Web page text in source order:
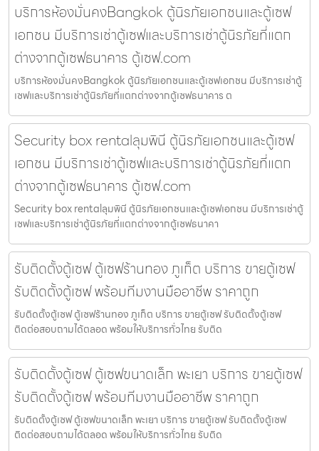
บริการห้องมั่นคงBangkok ตู้นิรภัยเอกชนและตู้เซฟ
เอกชน มีบริการเช่าตู้เซฟและบริการเช่าตู้นิรภัยที่แตก
ต่างจากตู้เซฟธนาคาร ตู้เซฟ.com
บริการห้องมั่นคงBangkok ตู้นิรภัยเอกชนและตู้เซฟเอกชน มีบริการเช่าตู้
เซฟและบริการเช่าตู้นิรภัยที่แตกต่างจากตู้เซฟธนาคาร ต
Security box rentalลุมพินี ตู้นิรภัยเอกชนและตู้เซฟ
เอกชน มีบริการเช่าตู้เซฟและบริการเช่าตู้นิรภัยที่แตก
ต่างจากตู้เซฟธนาคาร ตู้เซฟ.com
Security box rentalลุมพินี ตู้นิรภัยเอกชนและตู้เซฟเอกชน มีบริการเช่าตู้
เซฟและบริการเช่าตู้นิรภัยที่แตกต่างจากตู้เซฟธนาคา
รับติดตั้งตู้เซฟ ตู้เซฟร้านทอง ภูเก็ต บริการ ขายตู้เซฟ
รับติดตั้งตู้เซฟ พร้อมทีมงานมืออาชีพ ราคาถูก
รับติดตั้งตู้เซฟ ตู้เซฟร้านทอง ภูเก็ต บริการ ขายตู้เซฟ รับติดตั้งตู้เซฟ
ติดต่อสอบถามได้ตลอด พร้อมให้บริการทั่วไทย รับติด
รับติดตั้งตู้เซฟ ตู้เซฟขนาดเล็ก พะเยา บริการ ขายตู้เซฟ
รับติดตั้งตู้เซฟ พร้อมทีมงานมืออาชีพ ราคาถูก
รับติดตั้งตู้เซฟ ตู้เซฟขนาดเล็ก พะเยา บริการ ขายตู้เซฟ รับติดตั้งตู้เซฟ
ติดต่อสอบถามได้ตลอด พร้อมให้บริการทั่วไทย รับติด